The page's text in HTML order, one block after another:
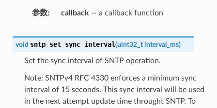
参数 callback -- a callback function
void sntp_set_sync_interval(uint32_t interval_ms)
Set the sync interval of SNTP operation.
Note: SNTPv4 RFC 4330 enforces a minimum sync
interval of 15 seconds. This sync interval will be used
in the next attempt update time throught SNTP. To